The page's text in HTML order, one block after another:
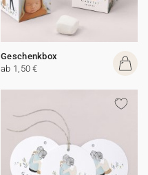
Geschenkbox
ab 1,50 €